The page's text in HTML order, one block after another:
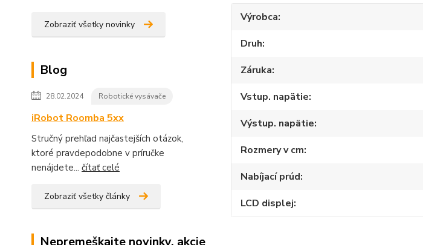
Zobraziť všetky novinky
Blog
28.02.2024 Robotické vysávače
iRobot Roomba 5xx
Stručný prehľad najčastejších otázok,
ktoré pravdepodobne v príručke
nenájdete... čítať celé
Zobraziť všetky články
Výrobca
Druh
Záruka
Vstup. napätie
Výstup. napätie
Rozmery v cm
Nabíjací prúd
LCD displej